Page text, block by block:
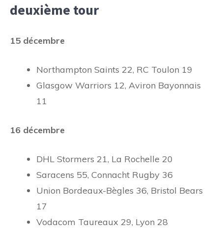
deuxième tour
15 décembre
Northampton Saints 22, RC Toulon 19
Glasgow Warriors 12, Aviron Bayonnais
11
16 décembre
DHL Stormers 21, La Rochelle 20
Saracens 55, Connacht Rugby 36
Union Bordeaux-Bègles 36, Bristol Bears
17
Vodacom Taureaux 29, Lyon 28